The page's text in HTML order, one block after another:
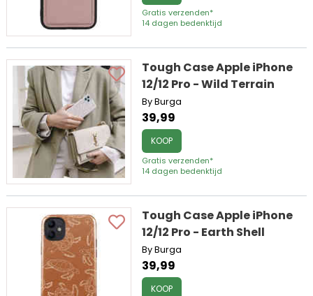
Gratis verzenden*
14 dagen bedenktijd
Tough Case Apple iPhone
12/12 Pro - Wild Terrain
By Burga
39,99
KOOP
Gratis verzenden*
14 dagen bedenktijd
Tough Case Apple iPhone
12/12 Pro - Earth Shell
By Burga
39,99
KOOP